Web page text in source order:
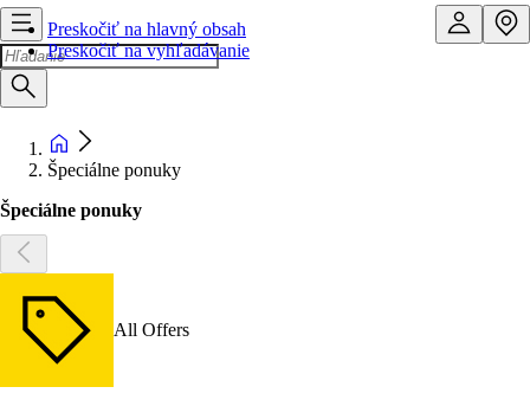
Preskočiť na hlavný obsah
Preskočiť na vyhľadávanie
Špeciálne ponuky
Špeciálne ponuky
All Offers